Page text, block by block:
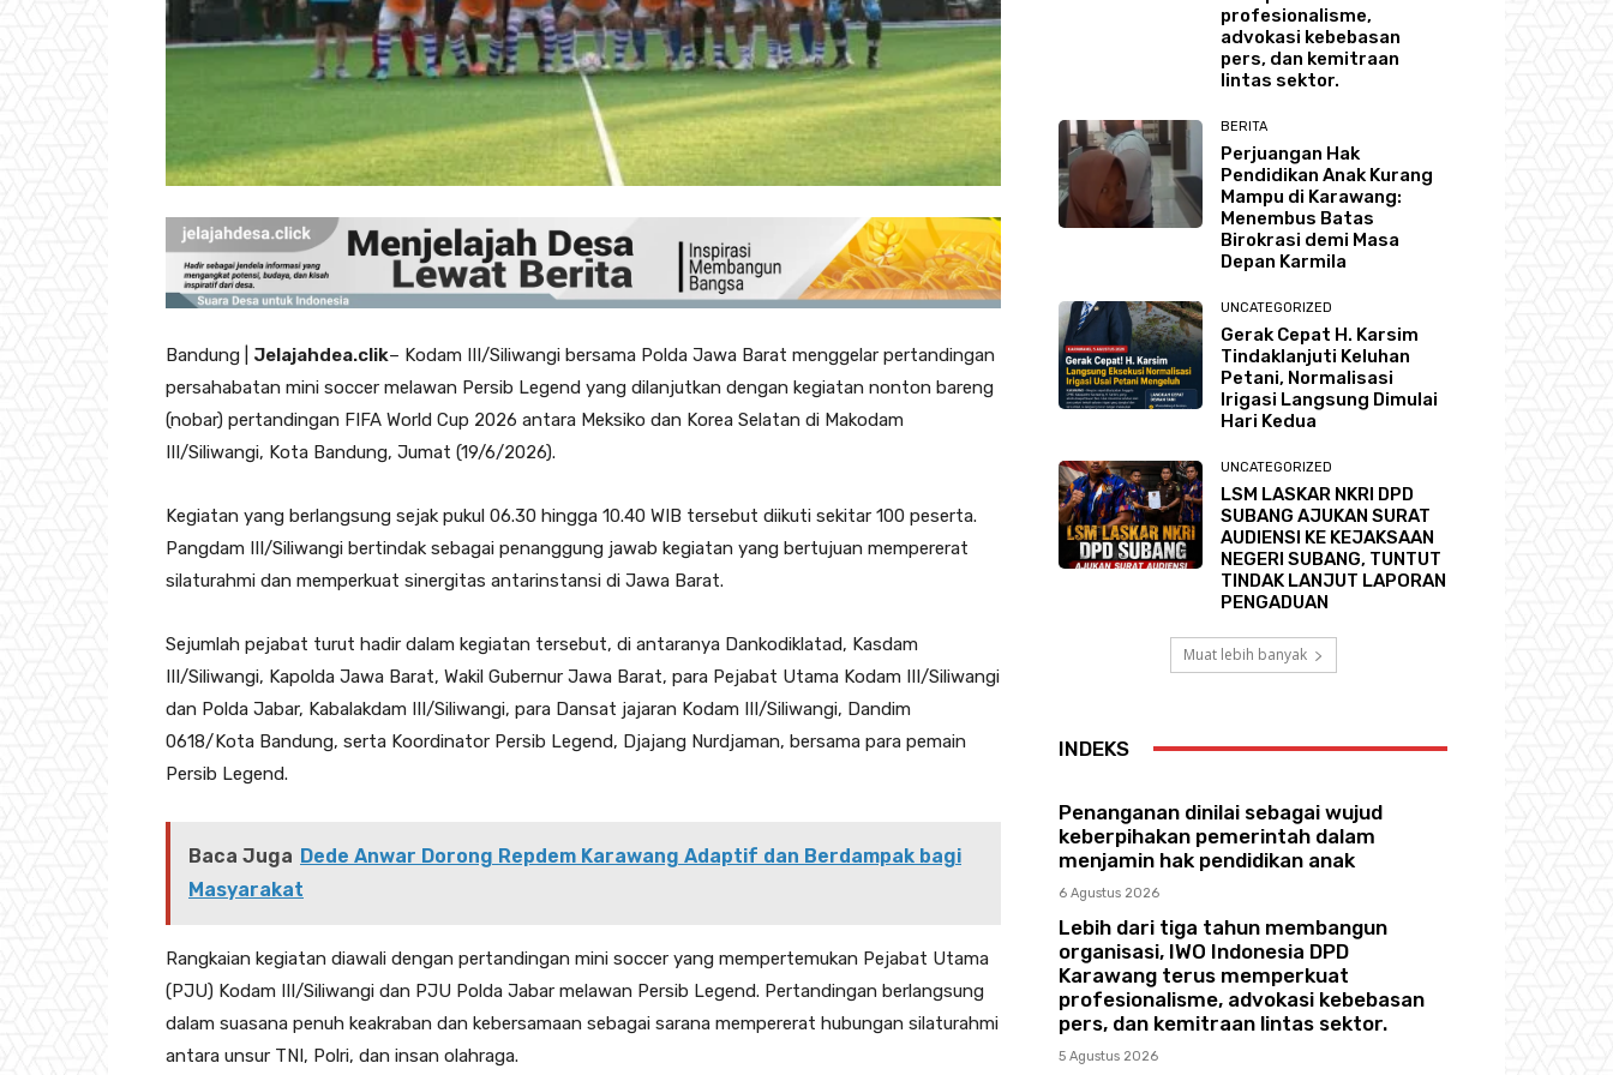
Bandung | Jelajahdea.clik– Kodam III/Siliwangi bersama Polda Jawa Barat menggelar pertandingan
persahabatan mini soccer melawan Persib Legend yang dilanjutkan dengan kegiatan nonton bareng
(nobar) pertandingan FIFA World Cup 2026 antara Meksiko dan Korea Selatan di Makodam
III/Siliwangi, Kota Bandung, Jumat (19/6/2026).
Kegiatan yang berlangsung sejak pukul 06.30 hingga 10.40 WIB tersebut diikuti sekitar 100 peserta.
Pangdam III/Siliwangi bertindak sebagai penanggung jawab kegiatan yang bertujuan mempererat
silaturahmi dan memperkuat sinergitas antarinstansi di Jawa Barat.
Sejumlah pejabat turut hadir dalam kegiatan tersebut, di antaranya Dankodiklatad, Kasdam
III/Siliwangi, Kapolda Jawa Barat, Wakil Gubernur Jawa Barat, para Pejabat Utama Kodam III/Siliwangi
dan Polda Jabar, Kabalakdam III/Siliwangi, para Dansat jajaran Kodam III/Siliwangi, Dandim
0618/Kota Bandung, serta Koordinator Persib Legend, Djajang Nurdjaman, bersama para pemain
Persib Legend.
Baca Juga Dede Anwar Dorong Repdem Karawang Adaptif dan Berdampak bagi
Masyarakat
Rangkaian kegiatan diawali dengan pertandingan mini soccer yang mempertemukan Pejabat Utama
(PJU) Kodam III/Siliwangi dan PJU Polda Jabar melawan Persib Legend. Pertandingan berlangsung
dalam suasana penuh keakraban dan kebersamaan sebagai sarana mempererat hubungan silaturahmi
antara unsur TNI, Polri, dan insan olahraga.
profesionalisme,
advokasi kebebasan
pers, dan kemitraan
lintas sektor.
BERITA
Perjuangan Hak
Pendidikan Anak Kurang
Mampu di Karawang:
Menembus Batas
Birokrasi demi Masa
Depan Karmila
UNCATEGORIZED
Gerak Cepat H. Karsim
Tindaklanjuti Keluhan
Petani, Normalisasi
Irigasi Langsung Dimulai
Hari Kedua
UNCATEGORIZED
LSM LASKAR NKRI DPD
SUBANG AJUKAN SURAT
AUDIENSI KE KEJAKSAAN
NEGERI SUBANG, TUNTUT
TINDAK LANJUT LAPORAN
PENGADUAN
Muat lebih banyak
INDEKS
Penanganan dinilai sebagai wujud
keberpihakan pemerintah dalam
menjamin hak pendidikan anak
6 Agustus 2026
Lebih dari tiga tahun membangun
organisasi, IWO Indonesia DPD
Karawang terus memperkuat
profesionalisme, advokasi kebebasan
pers, dan kemitraan lintas sektor.
5 Agustus 2026